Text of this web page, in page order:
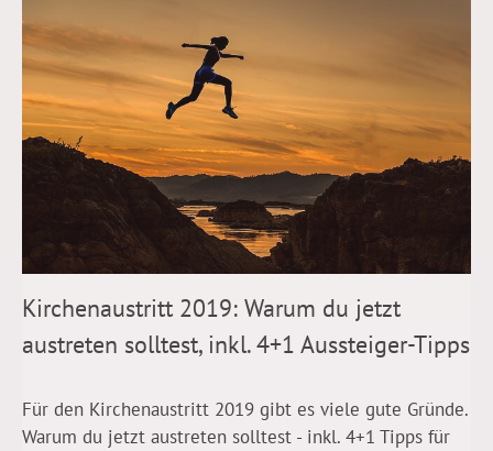
Kirchenaustritt 2019: Warum du jetzt
austreten solltest, inkl. 4+1 Aussteiger-Tipps
Für den Kirchenaustritt 2019 gibt es viele gute Gründe.
Warum du jetzt austreten solltest - inkl. 4+1 Tipps für